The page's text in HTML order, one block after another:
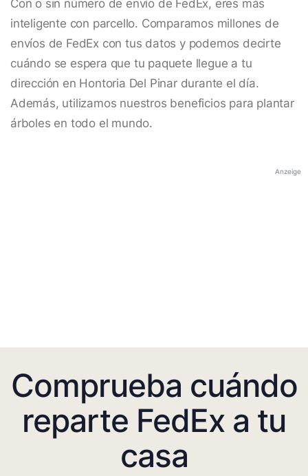
Con o sin número de envío de FedEx, eres más
inteligente con parcello. Comparamos millones de
envíos de FedEx con tus datos y podemos decirte
cuándo se espera que tu paquete llegue a tu
dirección en Hontoria Del Pinar durante el día.
Además, utilizamos nuestros beneficios para plantar
árboles en todo el mundo.
Anzeige
Comprueba cuándo
reparte FedEx a tu
casa